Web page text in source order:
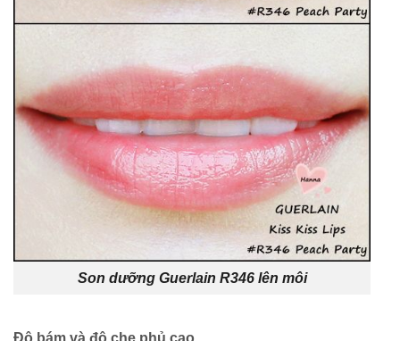
Son dưỡng Guerlain R346 lên môi
Độ bám và độ che phủ cao